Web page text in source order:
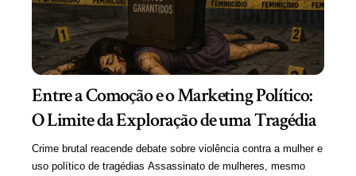
Entre a Comoção e o Marketing Político:
O Limite da Exploração de uma Tragédia
Crime brutal reacende debate sobre violência contra a mulher e
uso político de tragédias Assassinato de mulheres, mesmo